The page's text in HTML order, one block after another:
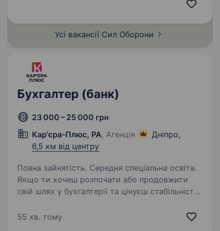
Усі вакансії Сил Оборони
Бухгалтер (банк)
23 000 – 25 000 грн
Кар'єра-Плюс, РА, Агенція
Дніпро,
6,5 км від центру
Повна зайнятість. Середня спеціальна освіта.
Якщо ти хочеш розпочати або продовжити
свій шлях у бухгалтерії та цінуєш стабільність і
до нашої команди у місті Дніпро на посаду
55 хв. тому